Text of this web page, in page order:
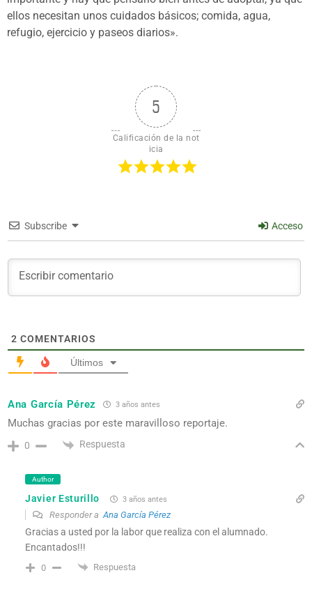
ellos necesitan unos cuidados básicos; comida, agua,
refugio, ejercicio y paseos diarios».
5
Calificación de la not
icia
Subscribe Acceso
2 COMENTARIOS
Últimos
Ana García Pérez 3 años antes
Muchas gracias por este maravilloso reportaje.
0 Respuesta
Author
Javier Esturillo 3 años antes
Responder a Ana García Pérez
Gracias a usted por la labor que realiza con el alumnado.
Encantados!!!
0 Respuesta